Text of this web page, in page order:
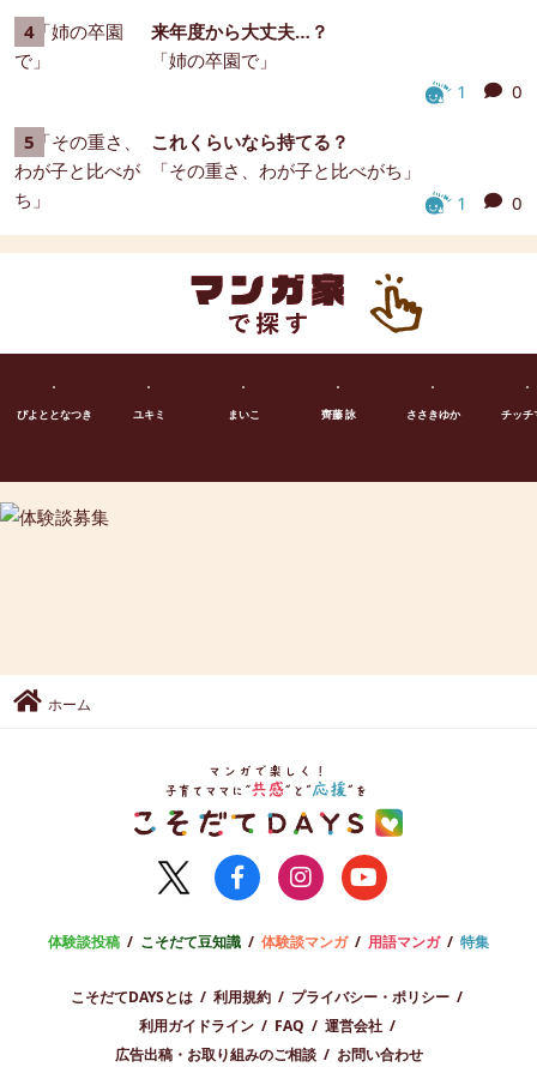
来年度から大丈夫…？
「姉の卒園で」
1
0
これくらいなら持てる？
「その重さ、わが子と比べがち」
1
0
ぴよととなつき ユキミ まいこ 齊藤 詠 ささきゆか チッチ
ホーム
体験談投稿 こそだて豆知識 体験談マンガ 用語マンガ 特集
こそだてDAYSとは 利用規約
プライバシー・ポリシー
利用ガイドライン
FAQ
運営会社
広告出稿・お取り組みのご相談
お問い合わせ